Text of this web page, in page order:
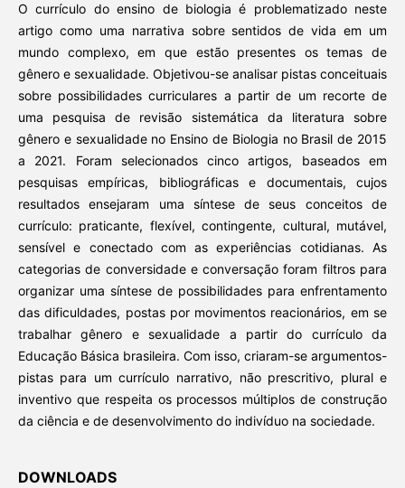
O currículo do ensino de biologia é problematizado neste
artigo como uma narrativa sobre sentidos de vida em um
mundo complexo, em que estão presentes os temas de
gênero e sexualidade. Objetivou-se analisar pistas conceituais
sobre possibilidades curriculares a partir de um recorte de
uma pesquisa de revisão sistemática da literatura sobre
gênero e sexualidade no Ensino de Biologia no Brasil de 2015
a 2021. Foram selecionados cinco artigos, baseados em
pesquisas empíricas, bibliográficas e documentais, cujos
resultados ensejaram uma síntese de seus conceitos de
currículo: praticante, flexível, contingente, cultural, mutável,
sensível e conectado com as experiências cotidianas. As
categorias de conversidade e conversação foram filtros para
organizar uma síntese de possibilidades para enfrentamento
das dificuldades, postas por movimentos reacionários, em se
trabalhar gênero e sexualidade a partir do currículo da
Educação Básica brasileira. Com isso, criaram-se argumentos-
pistas para um currículo narrativo, não prescritivo, plural e
inventivo que respeita os processos múltiplos de construção
da ciência e de desenvolvimento do indivíduo na sociedade.
DOWNLOADS